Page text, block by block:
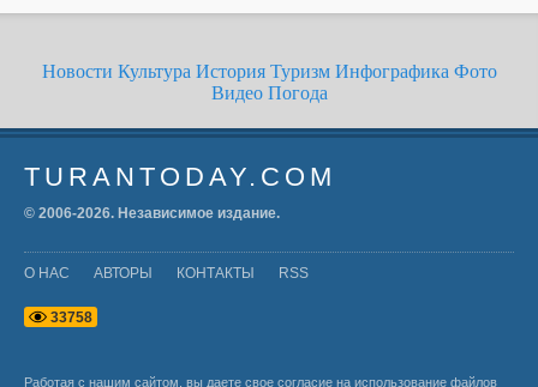
Новости Культура История Туризм Инфографика Фото
Видео Погода
TURANTODAY.COM
© 2006-2026. Независимое издание.
О НАС АВТОРЫ КОНТАКТЫ RSS
33758
Работая с нашим сайтом, вы даете свое согласие на использование файлов